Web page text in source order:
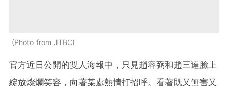
Photo from JTBC
官方近日公開的雙人海報中，只見趙容弼和趙三達臉上
綻放燦爛笑容，向著某處熱情打招呼。看著既又無害又